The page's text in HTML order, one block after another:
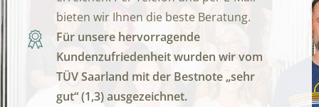
bieten wir Ihnen die beste Beratung.
Für unsere hervorragende
Kundenzufriedenheit wurden wir vom
TÜV Saarland mit der Bestnote „sehr
gut“ (1,3) ausgezeichnet.